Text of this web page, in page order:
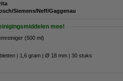
Siemens/Neff/Gaggenau
mee!
(500 ml)
| 1,6 gram | Ø 18 mm | 30 stuks